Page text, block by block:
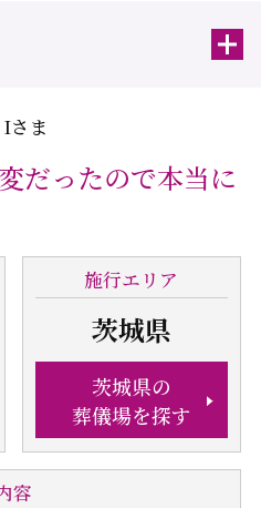
さま
だったので本当に
施行エリア
茨城県
茨城県の
葬儀場を探す
容